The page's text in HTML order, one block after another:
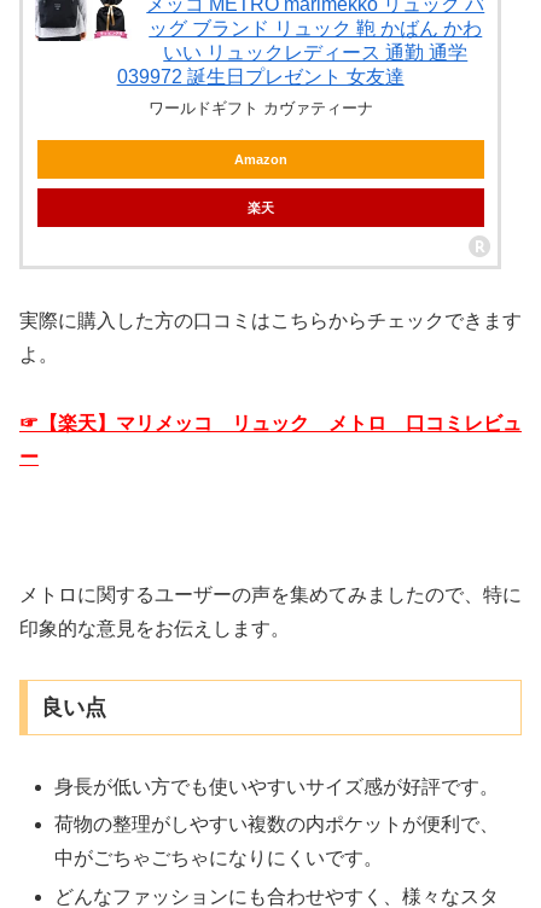
メッコ METRO marimekko リュック バ
ッグ ブランド リュック 鞄 かばん かわ
いい リュックレディース 通勤 通学
039972 誕生日プレゼント 女友達
ワールドギフト カヴァティーナ
Amazon
楽天
実際に購入した方の口コミはこちらからチェックできます
よ。
☞【楽天】マリメッコ リュック メトロ 口コミレビュ
ー
メトロに関するユーザーの声を集めてみましたので、特に
印象的な意見をお伝えします。
良い点
身長が低い方でも使いやすいサイズ感が好評です。
荷物の整理がしやすい複数の内ポケットが便利で、
中がごちゃごちゃになりにくいです。
どんなファッションにも合わせやすく、様々なスタ